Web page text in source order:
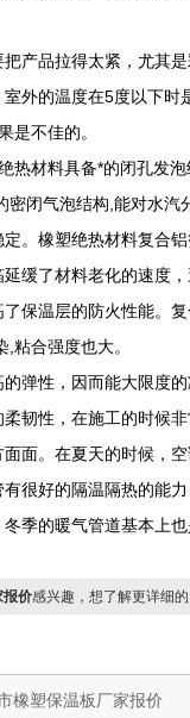
产品拉得太紧，尤其
外的温度在5度以下
是不佳的。
材料具备*的闭孔发
闭气泡结构,能对水
。橡塑绝热材料复合
缓了材料老化的速度
保温层的防火性能。
,粘合强度也大。
弹性，因而能大限度
韧性，在施工的时候
面。在夏天的时候，
很好的隔温隔热的能
季的暖气管道基本上
报价感兴趣，想了解更详细